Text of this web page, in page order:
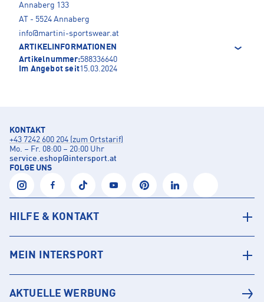
Annaberg 133
AT - 5524 Annaberg
info@martini-sportswear.at
ARTIKELINFORMATIONEN
Artikelnummer:588336640
Im Angebot seit15.03.2024
KONTAKT
+43 7242 600 204 (zum Ortstarif)
Mo. – Fr. 08:00 – 20:00 Uhr
service.eshop@intersport.at
FOLGE UNS
HILFE & KONTAKT
MEIN INTERSPORT
AKTUELLE WERBUNG